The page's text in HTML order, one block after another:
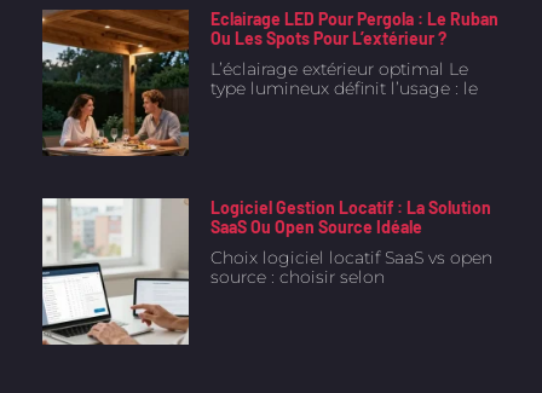
Eclairage LED Pour Pergola : Le Ruban
Ou Les Spots Pour L’extérieur ?
L’éclairage extérieur optimal Le
type lumineux définit l’usage : le
Logiciel Gestion Locatif : La Solution
SaaS Ou Open Source Idéale
Choix logiciel locatif SaaS vs open
source : choisir selon